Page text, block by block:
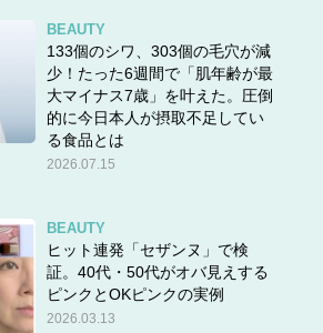
BEAUTY
133個のシワ、303個の毛穴が減
少！たった6週間で「肌年齢が最
大マイナス7歳」を叶えた。圧倒
的に今日本人が摂取不足してい
る食品とは
2026.07.15
BEAUTY
ヒット連発「セザンヌ」で検
証。40代・50代がオバ見えする
ピンクとOKピンクの実例
2026.03.13